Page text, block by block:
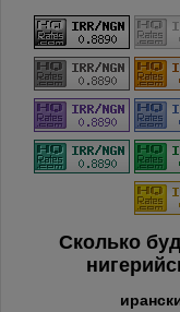
Сколько